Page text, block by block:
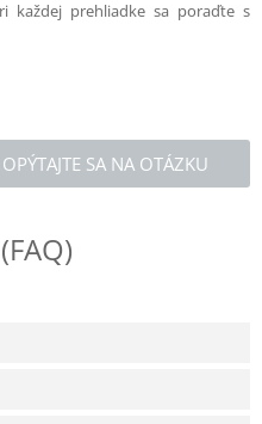
každej prehliadke sa poraďte s
OPÝTAJTE SA NA OTÁZKU